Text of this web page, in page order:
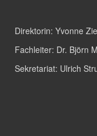
Direktorin: Yvonne
Fachleiter: Dr. Björn
Sekretariat: Ulrich